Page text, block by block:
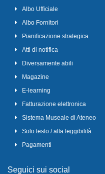
Albo Ufficiale
Albo Fornitori
Pianificazione strategica
Atti di notifica
Diversamente abili
Magazine
E-learning
Fatturazione elettronica
Sistema Museale di Ateneo
Solo testo / alta leggibilità
Pagamenti
Seguici sui social